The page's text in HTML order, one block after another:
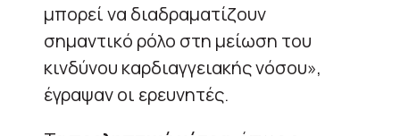
μπορεί να διαδραματίζουν
σημαντικό ρόλο στη μείωση του
κινδύνου καρδιαγγειακής νόσου»,
έγραψαν οι ερευνητές.